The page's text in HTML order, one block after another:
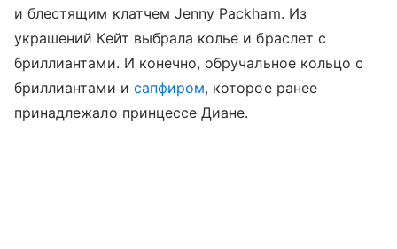
и блестящим клатчем Jenny Packham. Из
украшений Кейт выбрала колье и браслет с
бриллиантами. И конечно, обручальное кольцо с
бриллиантами и сапфиром, которое ранее
принадлежало принцессе Диане.